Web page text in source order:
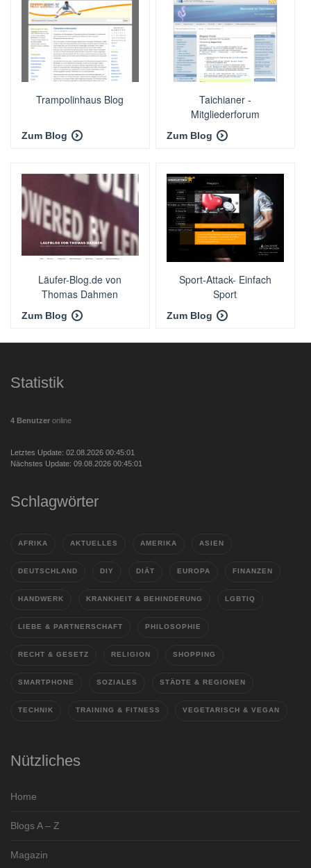
Trampolinhaus Blog
Zum Blog
Taichianer -
Mitgliederforum
Zum Blog
Läufer-Blog.de von
Thomas Dahmen
Zum Blog
Sport-Attack- Einfach
Sport
Zum Blog
Statistik
4 Benutzer online
Letztes Update: 02.08.2026 00:45:01
Nächstes Update: 09.08.2026 00:45:01
Schlagwörter
AFRIKA AKTUELLES AMERIKA ASIEN
DEUTSCHLAND DIY DIÄT EUROPA FINANZEN
HANDWERK KRANKHEIT & BEHINDERUNG LGBTIQ
LIEBE & PARTNERSCHAFT PHILOSOPHIE
RECHT & GESETZ RELIGION SHOPPING
SMARTPHONE SOZIALES STÄDTE & REGIONEN
TECHNIK TRAINING & FITNESS VEGETARISCH & VEGAN
Nützliches
Home
Blogs A – Z
Magazin